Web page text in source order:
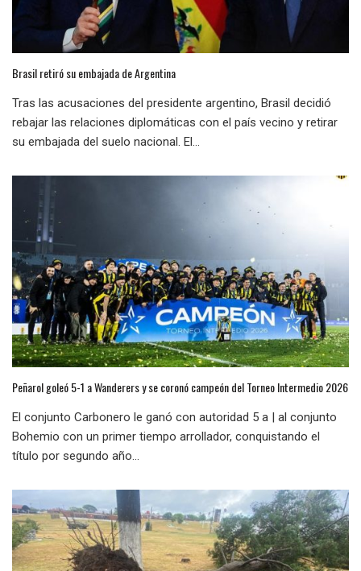
Brasil retiró su embajada de Argentina
Tras las acusaciones del presidente argentino, Brasil decidió
rebajar las relaciones diplomáticas con el país vecino y retirar
su embajada del suelo nacional. El...
Peñarol goleó 5-1 a Wanderers y se coronó campeón del Torneo Intermedio 2026
El conjunto Carbonero le ganó con autoridad 5 a | al conjunto
Bohemio con un primer tiempo arrollador, conquistando el
título por segundo año...